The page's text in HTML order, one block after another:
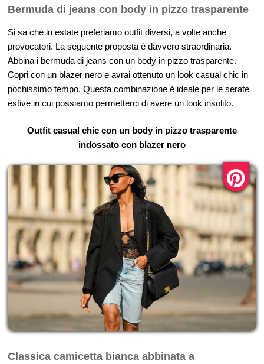
Bermuda di jeans con body in pizzo trasparente
Si sa che in estate preferiamo outfit diversi, a volte anche
provocatori. La seguente proposta è davvero straordinaria.
Abbina i bermuda di jeans con un body in pizzo trasparente.
Copri con un blazer nero e avrai ottenuto un look casual chic in
pochissimo tempo. Questa combinazione è ideale per le serate
estive in cui possiamo permetterci di avere un look insolito.
Outfit casual chic con un body in pizzo trasparente
indossato con blazer nero
Classica camicetta bianca abbinata a